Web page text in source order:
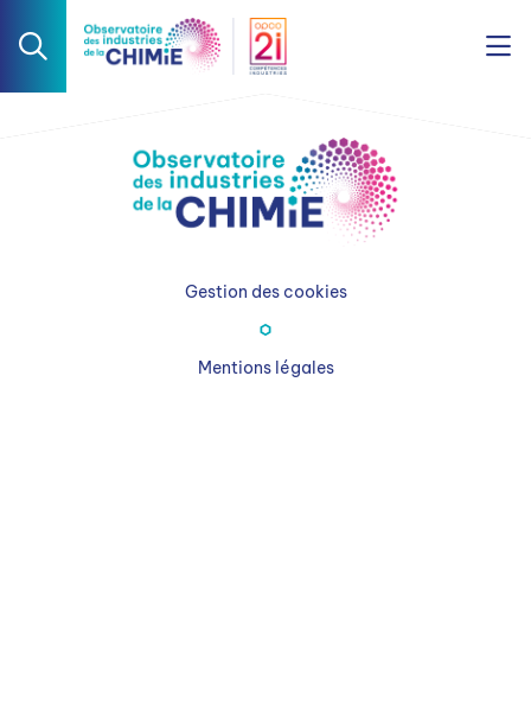
Gestion des cookies
Mentions légales